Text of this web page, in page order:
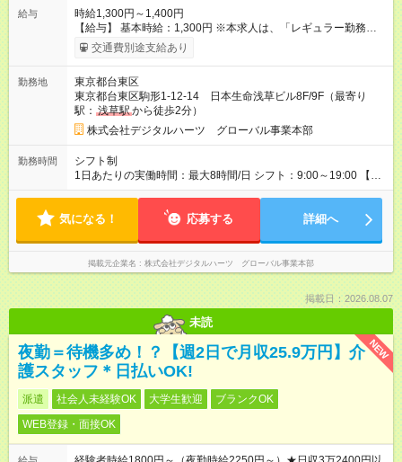
給与
時給1,300円～1,400円
【給与】 基本時給：1,300円 ※本求人は、「レギュラー勤務アル
バイト」の募集です。 ・契約期間：入社月より3ヶ月 ・契約更
新：あり（実際のスキル/プロジェクトに応じ更新判断） （レギ
なります。） ※選考（トライアル・面接）の結果に応じて、月
給制の契約社員としての採用をご提案する場合があります。
【その他のポジションと時給例】 主体的に動きながら業務に取
り組める方を歓迎しています！ 意欲的にチャレンジしていただ
ける方には、スキルや経験に応じてキャリアの幅を広げていけ
る環境となります。 リーダーポジション時給: 1,400円 （これ以
降のさらなるキャリアパスやポジションについては、入社後に
1,500円まで支給（社外勤務の場合は全額支給） 残業手当: 基本
時給の25％UP 【試用期間】試用期間なし
交通費別途支給あり
勤務地
東京都台東区
東京都台東区駒形1-12-14 日本生命浅草ビル8F/9F（最寄り
駅： 浅草駅から徒歩2分）
株式会社デジタルハーツ グローバル事業本部
勤務時間
シフト制
1日あたりの実働時間：最大8時間/日 シフト：9:00～19:00 【シ
フト例】 10:00～19:00（8時間勤務） 11:00～19:00（7時間勤
の休憩が含まれます。 休日祝日勤務：プロジェクトにより稼働
気になる！ 応募する 詳細へ
掲載元企業名 株式会社デジタルハーツ グローバル事業本部
掲載日：2026.08.07
未読
NEW
夜勤＝待機多め！？【週2日で月収25.9万円】介
護スタッフ＊日払いOK!
派遣 社会人未経験OK 大学生歓迎
ブランクOK
WEB登録・面接OK